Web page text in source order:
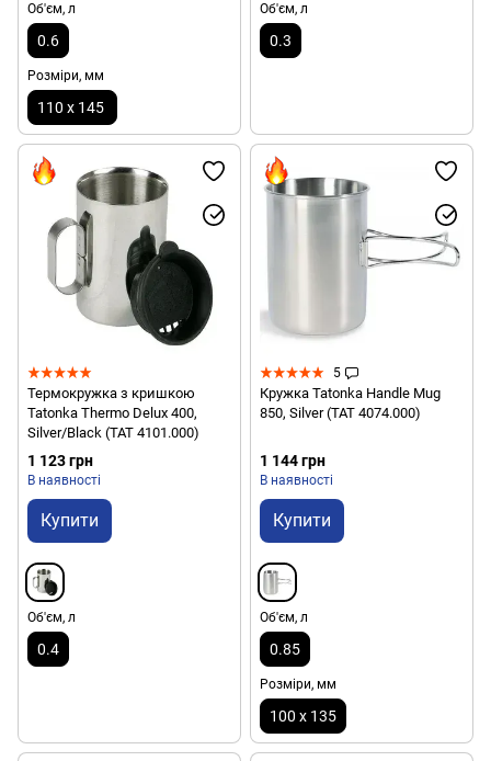
Об'єм, л
0.6
Розміри, мм
110 х 145
Об'єм, л
0.3
Термокружка з кришкою
Tatonka Thermo Delux 400,
Silver/Black (TAT 4101.000)
1 123 грн
В наявності
Купити
Об'єм, л
0.4
5
Кружка Tatonka Handle Mug
850, Silver (TAT 4074.000)
1 144 грн
В наявності
Купити
Об'єм, л
0.85
Розміри, мм
100 х 135